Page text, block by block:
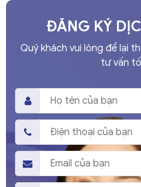
ĐĂNG KÝ
Quý khách vui lòng để lại
tư vấn